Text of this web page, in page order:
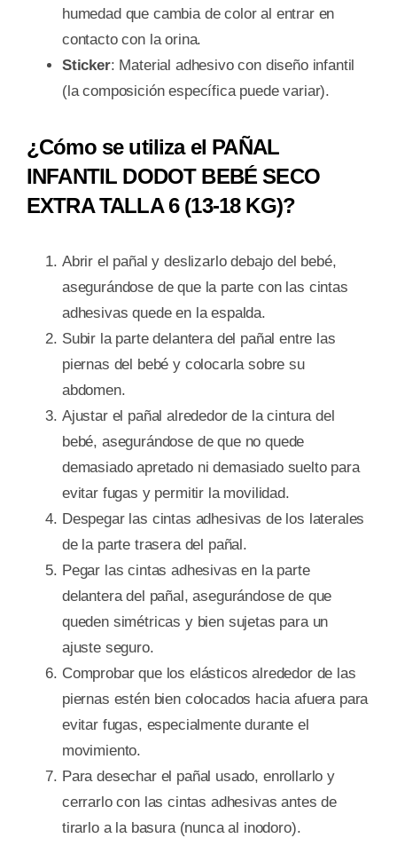
humedad que cambia de color al entrar en
contacto con la orina.
Sticker: Material adhesivo con diseño infantil
(la composición específica puede variar).
¿Cómo se utiliza el PAÑAL
INFANTIL DODOT BEBÉ SECO
EXTRA TALLA 6 (13-18 KG)?
Abrir el pañal y deslizarlo debajo del bebé,
asegurándose de que la parte con las cintas
adhesivas quede en la espalda.
Subir la parte delantera del pañal entre las
piernas del bebé y colocarla sobre su
abdomen.
Ajustar el pañal alrededor de la cintura del
bebé, asegurándose de que no quede
demasiado apretado ni demasiado suelto para
evitar fugas y permitir la movilidad.
Despegar las cintas adhesivas de los laterales
de la parte trasera del pañal.
Pegar las cintas adhesivas en la parte
delantera del pañal, asegurándose de que
queden simétricas y bien sujetas para un
ajuste seguro.
Comprobar que los elásticos alrededor de las
piernas estén bien colocados hacia afuera para
evitar fugas, especialmente durante el
movimiento.
Para desechar el pañal usado, enrollarlo y
cerrarlo con las cintas adhesivas antes de
tirarlo a la basura (nunca al inodoro).